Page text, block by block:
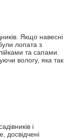
Якщо навесні
лопата з
та сапами.
вологу, яка так
і
досвідчені